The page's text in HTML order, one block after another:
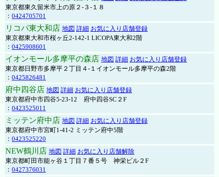
東京都東久留米市上の原２-３-１８
： 0424705701
リコパ東大和店 地図 詳細 お気に入り店舗登録
東京都東大和市桜ヶ丘2-142-1 LICOPA東大和2階
： 0425908601
イオンモール多摩平の森店 地図 詳細 お気に入り店舗登録
東京都日野市多摩平２丁目４-１イオンモール多摩平の森2階
： 0425826481
府中四谷店 地図 詳細 お気に入り店舗登録
東京都府中市四谷5-23-12 府中四谷SC２F
： 0423525011
ミッテン府中店 地図 詳細 お気に入り店舗登録
東京都府中市宮町1-41-2 ミッテン府中5階
： 0423525220
NEW鶴川店 地図 詳細 お気に入り店舗解除
東京都町田市能ヶ谷１丁目７番５号 神栄ビル２F
： 0427376031